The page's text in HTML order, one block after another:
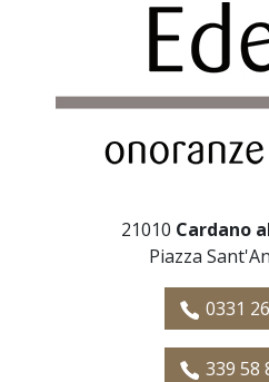
21010 Cardano
Piazza
0331
339 58